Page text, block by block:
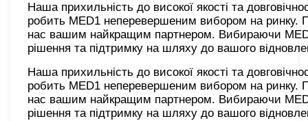
Наша прихильність до високої якості та
робить MED1 неперевершеним вибором на ринку.
нас вашим найкращим партнером. Вибираючи
рішення та підтримку на шляху до вашого
Наша прихильність до високої якості та
робить MED1 неперевершеним вибором на ринку.
нас вашим найкращим партнером. Вибираючи
рішення та підтримку на шляху до вашого